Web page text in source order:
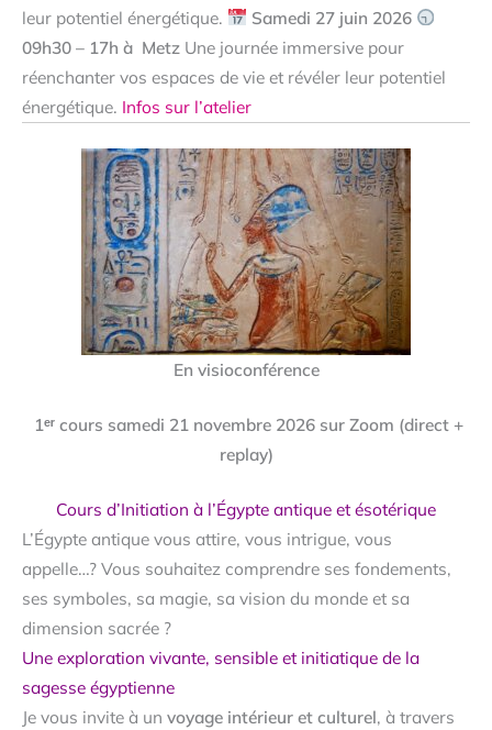
leur potentiel énergétique.
Samedi 27 juin 2026
09h30 – 17h à Metz Une journée immersive pour
réenchanter vos espaces de vie et révéler leur potentiel
énergétique. Infos sur l’atelier
En visioconférence
1ᵉʳ cours samedi 21 novembre 2026 sur Zoom (direct +
replay)
Cours d’Initiation à l’Égypte antique et ésotérique
L’Égypte antique vous attire, vous intrigue, vous
appelle…? Vous souhaitez comprendre ses fondements,
ses symboles, sa magie, sa vision du monde et sa
dimension sacrée ?
Une exploration vivante, sensible et initiatique de la
sagesse égyptienne
Je vous invite à un voyage intérieur et culturel, à travers